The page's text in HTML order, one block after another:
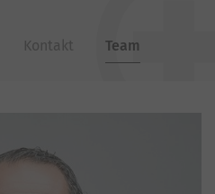
Kontakt Team